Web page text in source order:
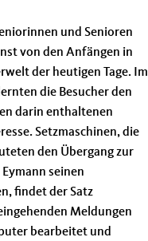
und Senioren
von den Anfängen in
der heutigen Tage. Im
die Besucher den
darin enthaltenen
Setzmaschinen, die
den Übergang zur
seinen
findet der Satz
Meldungen
bearbeitet und